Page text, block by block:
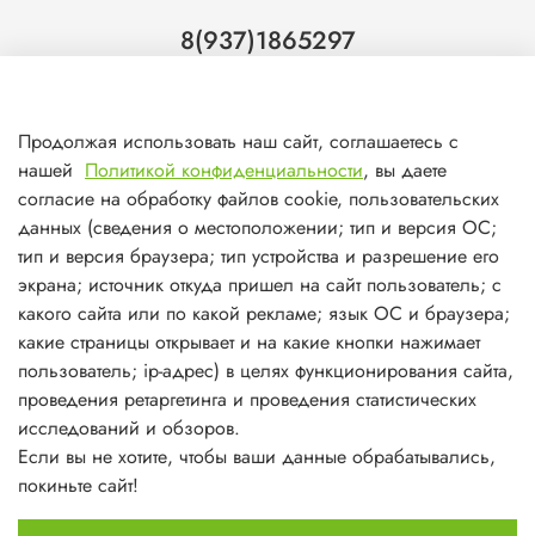
О магазине
Информация
Личный кабинет
8(937)1865297
Самара (ТЦ МегаМебель)
8(927)7360008
Самара (ст.м. Победа)
Продолжая использовать наш сайт, соглашаетесь с
нашей Политикой конфиденциальности, вы даете
согласие на обработку файлов cookie, пользовательских
данных (сведения о местоположении; тип и версия ОС;
тип и версия браузера; тип устройства и разрешение его
экрана; источник откуда пришел на сайт пользователь; с
какого сайта или по какой рекламе; язык ОС и браузера;
какие страницы открывает и на какие кнопки нажимает
пользователь; ip-адрес) в целях функционирования сайта,
проведения ретаргетинга и проведения статистических
исследований и обзоров.
Если вы не хотите, чтобы ваши данные обрабатывались,
покиньте сайт!